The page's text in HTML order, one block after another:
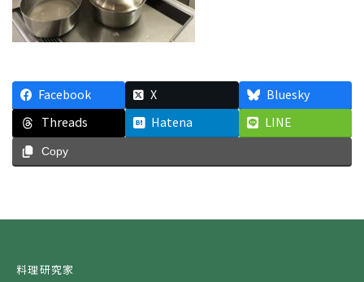
Facebook X
Bluesky
Threads
Hatena LINE
Copy
料理研究家